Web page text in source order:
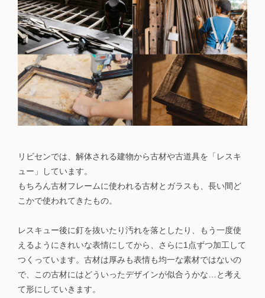
リビセンでは、解体される建物から古材や古道具を「レスキ
ュー」しています。
もちろん古材フレームに使われる古材とガラスも、長い間ど
こかで使われてきたもの。
レスキュー後に釘を抜いたり汚れを落としたり、もう一度使
えるようにきれいな表情にしてから、さらに1点ずつ加工して
つくっています。古材は厚みも表情も均一な素材ではないの
で、この古材にはどういったデザインが似合うかな…と考え
て形にしていきます。